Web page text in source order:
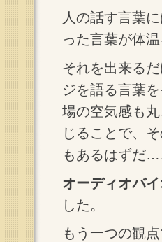
人の話す言葉
った言葉が体
それを出来る
ジを語る言葉
場の空気感も
じることで、
もあるはずだ
オーディオバ
した。
もう一つの観